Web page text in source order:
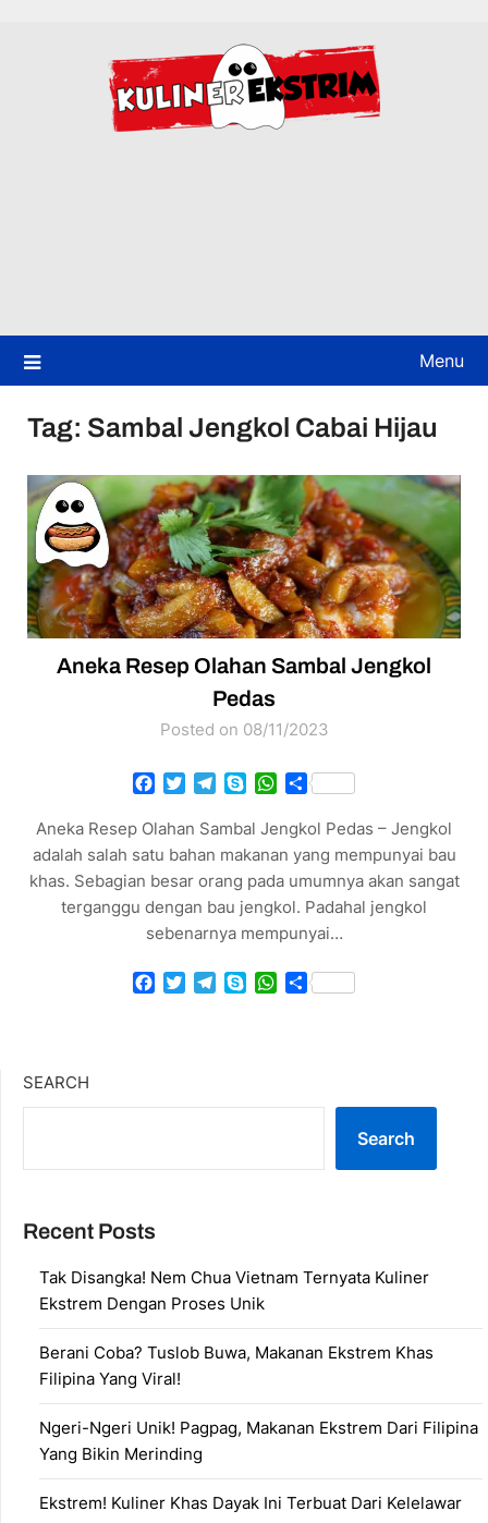
Menu
Tag: Sambal Jengkol Cabai Hijau
Aneka Resep Olahan Sambal Jengkol
Pedas
Posted on 08/11/2023
Facebook
TwitterTelegram
SkypeWhatsApp
Share
Aneka Resep Olahan Sambal Jengkol Pedas – Jengkol
adalah salah satu bahan makanan yang mempunyai bau
khas. Sebagian besar orang pada umumnya akan sangat
terganggu dengan bau jengkol. Padahal jengkol
sebenarnya mempunyai…
Facebook
TwitterTelegram
SkypeWhatsApp
Share
SEARCH
Search
Recent Posts
Tak Disangka! Nem Chua Vietnam Ternyata Kuliner
Ekstrem Dengan Proses Unik
Berani Coba? Tuslob Buwa, Makanan Ekstrem Khas
Filipina Yang Viral!
Ngeri-Ngeri Unik! Pagpag, Makanan Ekstrem Dari Filipina
Yang Bikin Merinding
Ekstrem! Kuliner Khas Dayak Ini Terbuat Dari Kelelawar